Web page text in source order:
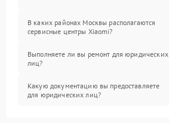
В каких районах Москвы располагаются
сервисные центры Xiaomi?
Выполняете ли вы ремонт для юридических
лиц?
Какую документацию вы предоставляете
для юридических лиц?